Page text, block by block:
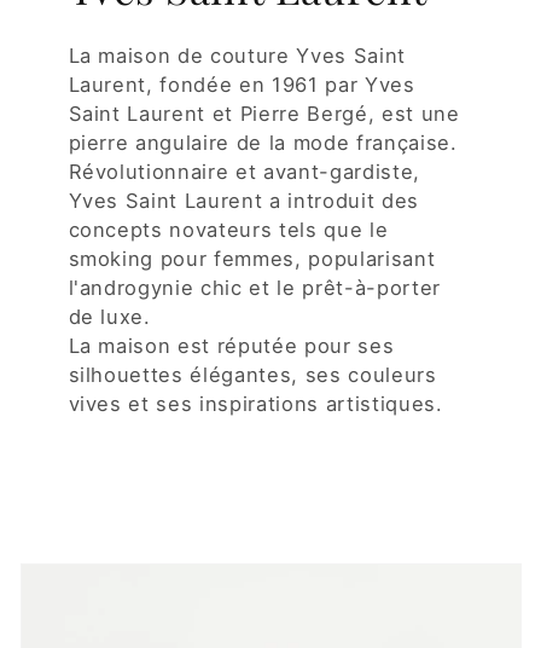
La maison de couture Yves Saint
Laurent, fondée en 1961 par Yves
Saint Laurent et Pierre Bergé, est une
pierre angulaire de la mode française.
Révolutionnaire et avant-gardiste,
Yves Saint Laurent a introduit des
concepts novateurs tels que le
smoking pour femmes, popularisant
l'androgynie chic et le prêt-à-porter
de luxe.
La maison est réputée pour ses
silhouettes élégantes, ses couleurs
vives et ses inspirations artistiques.